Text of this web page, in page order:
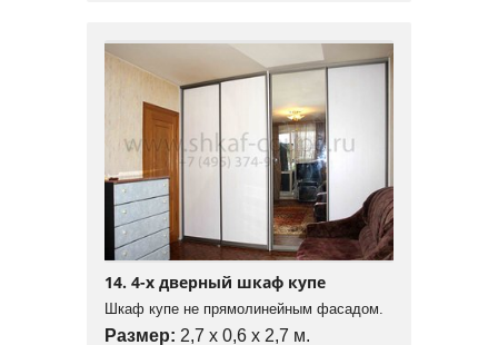
14. 4-х дверный шкаф купе
Шкаф купе не прямолинейным фасадом.
Размер: 2,7 x 0,6 x 2,7 м.